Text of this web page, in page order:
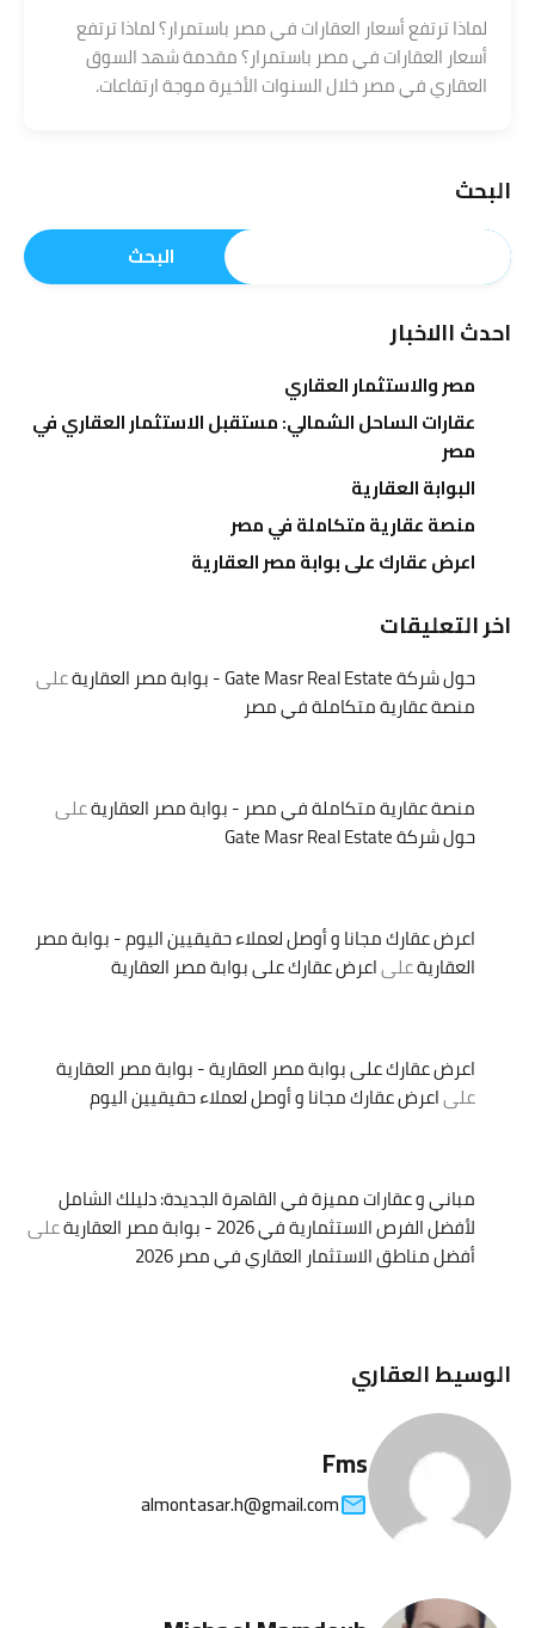
لماذا ترتفع أسعار العقارات في مصر باستمرار؟ لماذا ترتفع
أسعار العقارات في مصر باستمرار؟ مقدمة شهد السوق
العقاري في مصر خلال السنوات الأخيرة موجة ارتفاعات.
البحث
البحث
احدث االاخبار
مصر والاستثمار العقاري
عقارات الساحل الشمالي: مستقبل الاستثمار العقاري في
مصر
البوابة العقارية
منصة عقارية متكاملة في مصر
اعرض عقارك على بوابة مصر العقارية
اخر التعليقات
حول شركة Gate Masr Real Estate - بوابة مصر العقارية
على
منصة عقارية متكاملة في مصر
منصة عقارية متكاملة في مصر - بوابة مصر العقاريةعلى
حول شركة Gate Masr Real Estate
اعرض عقارك مجانا و أوصل لعملاء حقيقيين اليوم - بوابة مصر
العقاريةعلىاعرض عقارك على بوابة مصر العقارية
اعرض عقارك على بوابة مصر العقارية - بوابة مصر العقارية
علىاعرض عقارك مجانا و أوصل لعملاء حقيقيين اليوم
مباني و عقارات مميزة في القاهرة الجديدة: دليلك الشامل
لأفضل الفرص الاستثمارية في 2026 - بوابة مصر العقارية
على
أفضل مناطق الاستثمار العقاري في مصر 2026
الوسيط العقاري
Fms
almontasar.h@gmail.com